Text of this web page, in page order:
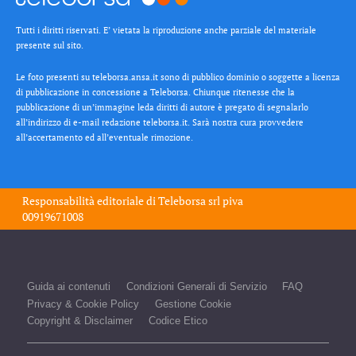
Tutti i diritti riservati. E’ vietata la riproduzione anche parziale del materiale
presente sul sito.
Le foto presenti su teleborsa.ansa.it sono di pubblico dominio o soggette a licenza
di pubblicazione in concessione a Teleborsa. Chiunque ritenesse che la
pubblicazione di un’immagine leda diritti di autore è pregato di segnalarlo
all’indirizzo di e-mail redazione teleborsa.it. Sarà nostra cura provvedere
all’accertamento ed all’eventuale rimozione.
Responsabilità editoriale diTeleborsa srlpiva
00919671008
Guida ai contenuti Condizioni Generali di Servizio
FAQ
Privacy & Cookie Policy
Gestione Cookie
Copyright & Disclaimer
Codice Etico